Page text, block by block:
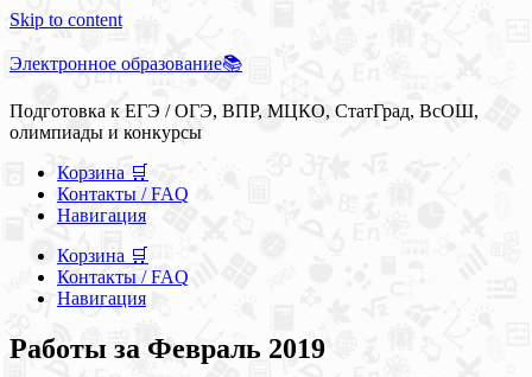
Skip to content
Электронное образование📚
Подготовка к ЕГЭ / ОГЭ, ВПР, МЦКО, СтатГрад, ВсОШ,
олимпиады и конкурсы
Корзина 🛒
Контакты / FAQ
Навигация
Корзина 🛒
Контакты / FAQ
Навигация
Работы за Февраль 2019